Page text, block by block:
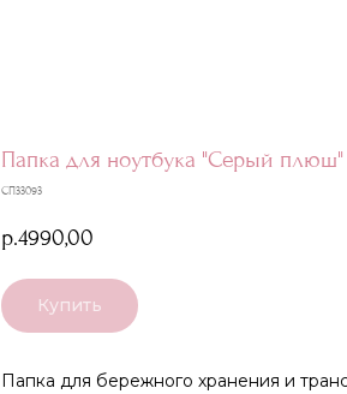
Папка для ноутбука "Серый плюш"
СП33093
р.4990,00
Купить
Папка для бережного хранения и